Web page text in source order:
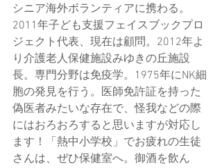
シニア海外ボランティアに携わる。
2011年子ども支援フェイスブックプロ
ジェクト代表、現在は顧問。2012年よ
り介護老人保健施設みゆきの丘施設
長。専門分野は免疫学。1975年にNK細
胞の発見を行う。医師免許証を持った
偽医者みたいな存在で、怪我などの際
にはおろおろすると思いますが対応し
ます！「熱中小学校」でお疲れの生徒
さんは、ぜひ保健室へ。御酒を飲ん